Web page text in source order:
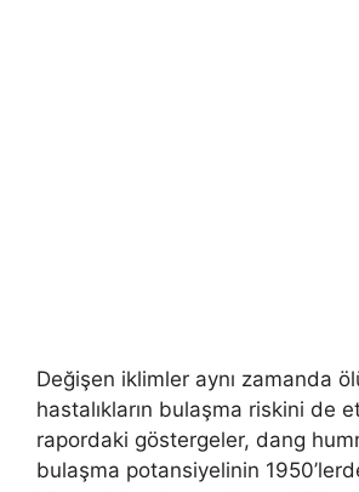
Değişen iklimler aynı zamanda
hastalıkların bulaşma riskini de
rapordaki göstergeler, dang
bulaşma potansiyelinin